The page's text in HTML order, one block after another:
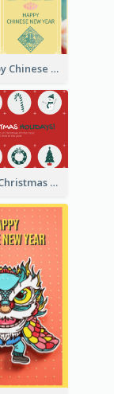
2022 Happy Chinese New Year Flower Photo Greeting Card
Magic Of Christmas Holidays Greeting Card